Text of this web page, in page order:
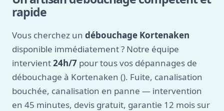
rapide
Vous cherchez un débouchage Kortenaken
disponible immédiatement ? Notre équipe
intervient24h/7 pour tous vos dépannages de
débouchage à Kortenaken (). Fuite, canalisation
bouchée, canalisation en panne — intervention
en 45 minutes, devis gratuit, garantie 12 mois sur